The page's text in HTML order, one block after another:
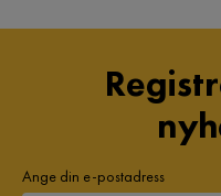
Ange din e-postadress